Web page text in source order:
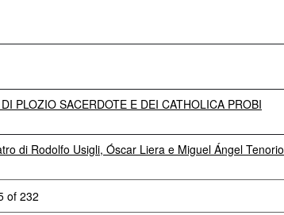
PLOZIO SACERDOTE E DEI CATHOLICA PROBI
di Rodolfo Usigli, Óscar Liera e Miguel Ángel Tenorio
of 232